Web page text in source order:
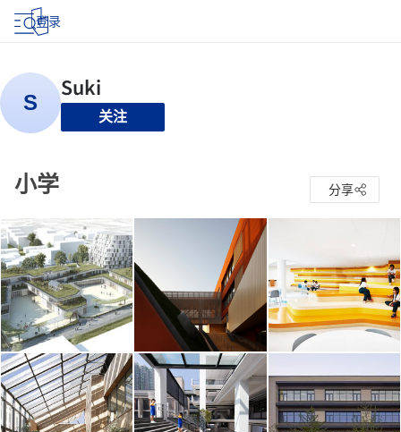
登录
关注
小学 分享